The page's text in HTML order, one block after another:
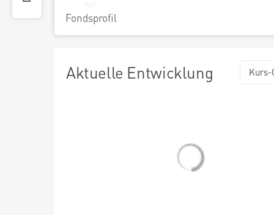
Fondsprofil
Aktuelle Entwicklung Kurs-